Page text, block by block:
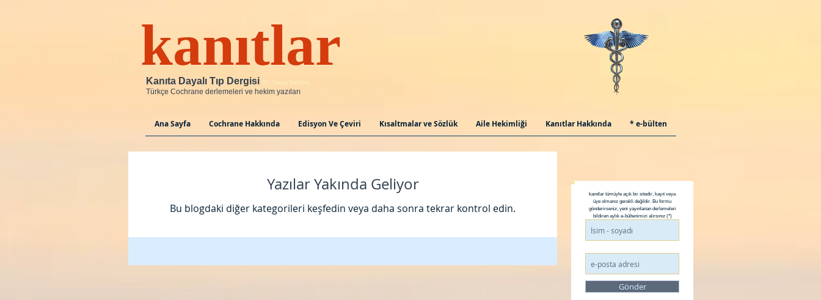
kanıtlar
Ana Sayfa Cochrane Hakkında Edisyon Ve Çeviri Kısaltmalar ve Sözlük Aile Hekimliği Kanıtlar Hakkında * e-bülten
Kanıta Dayalı Tıp Dergisi Dr. Derya Şentürk
Türkçe Cochrane derlemeleri ve hekim yazıları
Yazılar Yakında Geliyor
Bu blogdaki diğer kategorileri keşfedin veya daha sonra tekrar kontrol edin.
kanıtlar tümüyle açık bir sitedir, kayıt veya
üye olmanız gerekli değildir. Bu formu
gönderirseniz, yeni yayınlanan derlemeleri
bildiren aylık e-bültenimizi alırsınız (*)
Gönder